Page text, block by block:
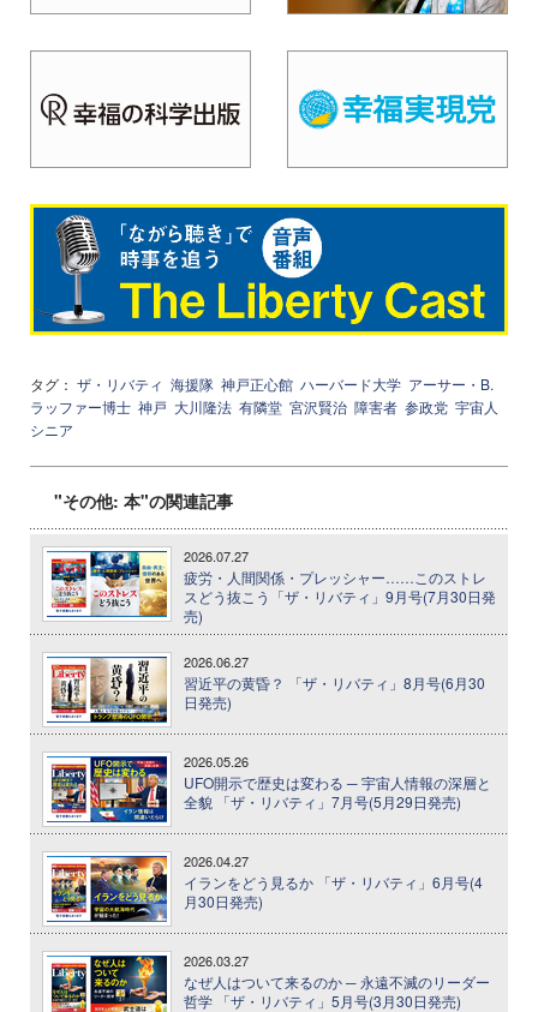
タグ： ザ・リバティ 海援隊 神戸正心館 ハーバード大学 アーサー・B.
ラッファー博士 神戸 大川隆法 有隣堂 宮沢賢治 障害者 参政党 宇宙人
シニア
"その他: 本"の関連記事
2026.07.27
疲労・人間関係・プレッシャー……このストレ
スどう抜こう「ザ・リバティ」9月号(7月30日発
売)
2026.06.27
習近平の黄昏？ 「ザ・リバティ」8月号(6月30
日発売)
2026.05.26
UFO開示で歴史は変わる ─ 宇宙人情報の深層と
全貌 「ザ・リバティ」7月号(5月29日発売)
2026.04.27
イランをどう見るか 「ザ・リバティ」6月号(4
月30日発売)
2026.03.27
なぜ人はついて来るのか ─ 永遠不滅のリーダー
哲学 「ザ・リバティ」5月号(3月30日発売)